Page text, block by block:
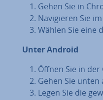
Gehen Sie in
Na­vi­gie­ren Sie
Wählen Sie eine
Unter Android
Öffnen Sie in der
Gehen Sie unten
Legen Sie die